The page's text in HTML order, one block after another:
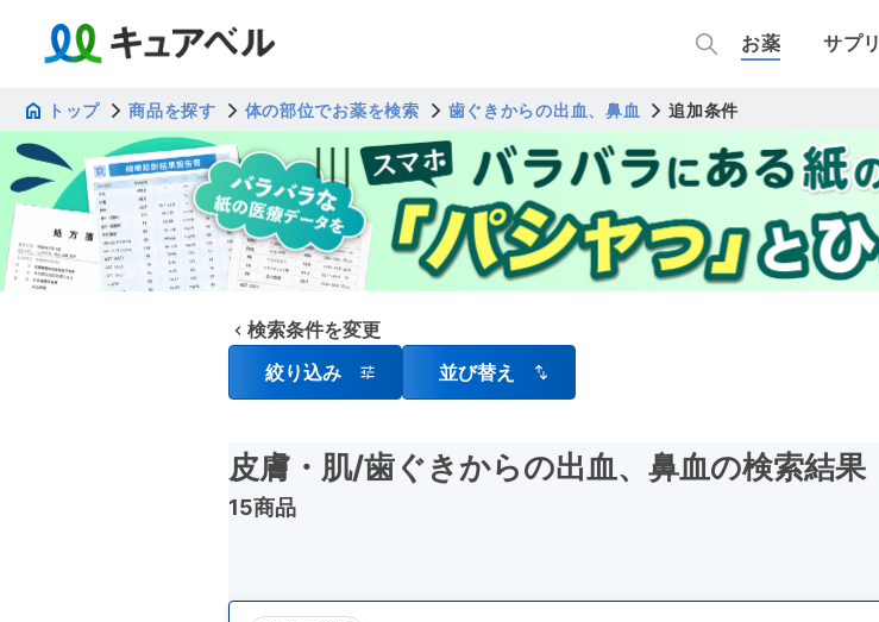
お薬 サプリ
トップ 商品を探す 体の部位でお薬を検索 歯ぐきからの出血、鼻血 追加条件
検索条件を変更
絞り込み
並び替え
皮膚・肌/歯ぐきからの出血、鼻血の検索結果
15商品